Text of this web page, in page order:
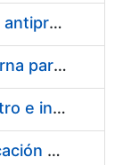
Suministro de gafas graduadas antiproyecciones para los trabajadores de la FNMT-RCM en los centros de trabajo de Madrid y Burgos
Servicios de una empresa externa para el asesoramiento y resolución de los recursos de alzada que se presentan relacionados con procesos de selección para la FNMT-RCM
Acuerdo marco para el suministro e instalación de persianas, estores y otros complementos
Servicio de Calibración y Verificación Externa de los Equipos de Medición del Servicio de Prevención de la FNMT-RCM